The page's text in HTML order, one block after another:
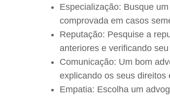
Especialização: Busque
comprovada em casos
Reputação: Pesquise a
anteriores e verificando
Comunicação: Um bom
explicando os seus
Empatia: Escolha um